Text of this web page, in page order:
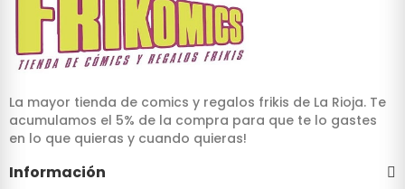
La mayor tienda de comics y regalos frikis de La Rioja. Te
acumulamos el 5% de la compra para que te lo gastes
en lo que quieras y cuando quieras!
Información